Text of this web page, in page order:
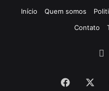
Início
Quem somos
Contato